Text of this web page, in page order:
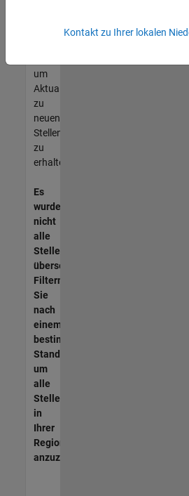
unseres
um
Aktualisierungen
zu
neuen
Stellenangeboten
zu
erhalten.
Es
wurden
nicht
alle
Stellen
übersetzt.
Filtern
Sie
nach
einem
bestimmten
Standort,
um
alle
Stellenangebote
in
Ihrer
Region
anzuzeigen.
Kontakt zu Ihrer lokalen